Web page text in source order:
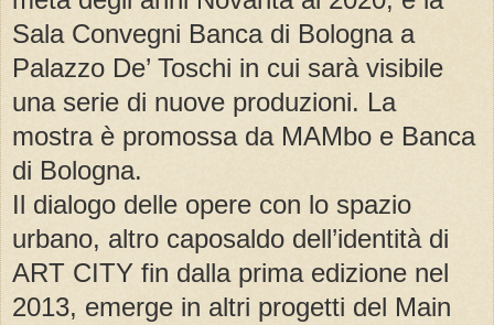
Sala Convegni Banca di Bologna a
Palazzo De’ Toschi in cui sarà visibile
una serie di nuove produzioni. La
mostra è promossa da MAMbo e Banca
di Bologna.
Il dialogo delle opere con lo spazio
urbano, altro caposaldo dell’identità di
ART CITY fin dalla prima edizione nel
2013, emerge in altri progetti del Main